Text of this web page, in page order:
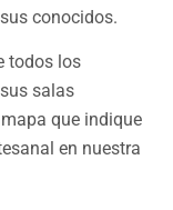
conocidos.
todos los
salas
que indique
en nuestra